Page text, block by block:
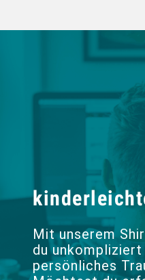
Mit unserem
du unkompliziert
persönliches